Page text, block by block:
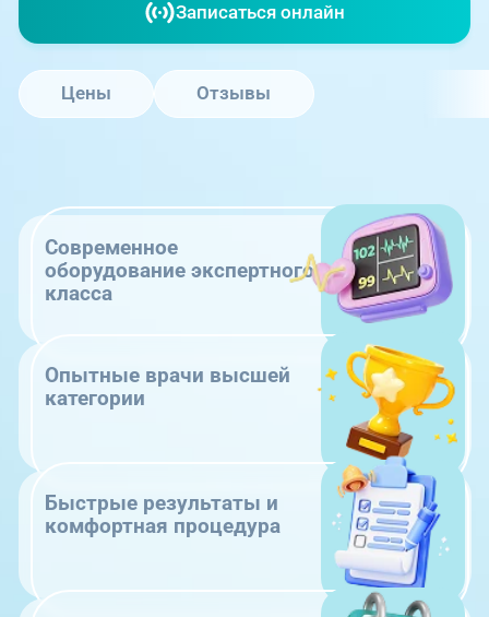
Записаться онлайн
Цены Отзывы
Современное
оборудование экспертного
класса
Опытные врачи высшей
категории
Быстрые результаты и
комфортная процедура